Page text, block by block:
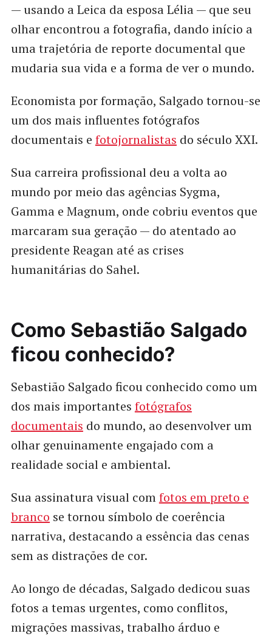
— usando a Leica da esposa Lélia — que seu
olhar encontrou a fotografia, dando início a
uma trajetória de reporte documental que
mudaria sua vida e a forma de ver o mundo.
Economista por formação, Salgado tornou-se
um dos mais influentes fotógrafos
documentais e fotojornalistas do século XXI.
Sua carreira profissional deu a volta ao
mundo por meio das agências Sygma,
Gamma e Magnum, onde cobriu eventos que
marcaram sua geração — do atentado ao
presidente Reagan até as crises
humanitárias do Sahel.
Como Sebastião Salgado
ficou conhecido?
Sebastião Salgado ficou conhecido como um
dos mais importantes fotógrafos
documentais do mundo, ao desenvolver um
olhar genuinamente engajado com a
realidade social e ambiental.
Sua assinatura visual comfotos em preto e
branco se tornou símbolo de coerência
narrativa, destacando a essência das cenas
sem as distrações de cor.
Ao longo de décadas, Salgado dedicou suas
fotos a temas urgentes, como conflitos,
migrações massivas, trabalho árduo e